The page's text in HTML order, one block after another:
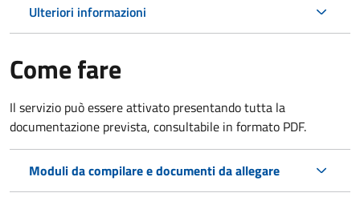
Ulteriori informazioni
Come fare
Il servizio può essere attivato presentando tutta la
documentazione prevista, consultabile in formato PDF.
Moduli da compilare e documenti da allegare